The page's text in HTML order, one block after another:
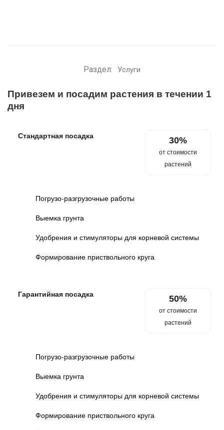
Раздел: Услуги
Привезем и посадим растения в течении 1
дня
Стандартная посадка 30%
от стоимости
растений
Погрузо-разгрузочные работы
Выемка грунта
Удобрения и стимуляторы для корневой системы
Формирование приствольного круга
Гарантийная посадка 50%
от стоимости
растений
Погрузо-разгрузочные работы
Выемка грунта
Удобрения и стимуляторы для корневой системы
Формирование приствольного круга